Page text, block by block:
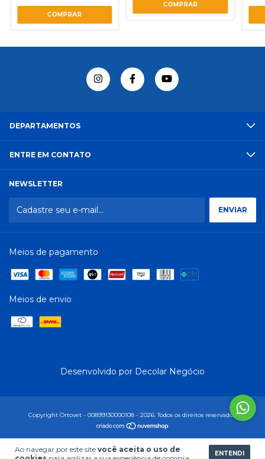
Ao navegar por este site você aceita o uso de
ENTENDI
DEPARTAMENTOS
ENTRE EM CONTATO
NEWSLETTER
Meios de pagamento
Meios de envio
Desenvolvido por Decolar Negócio
Copyright Ortovet - 00899130000108 - 2026. Todos os direitos reservados.